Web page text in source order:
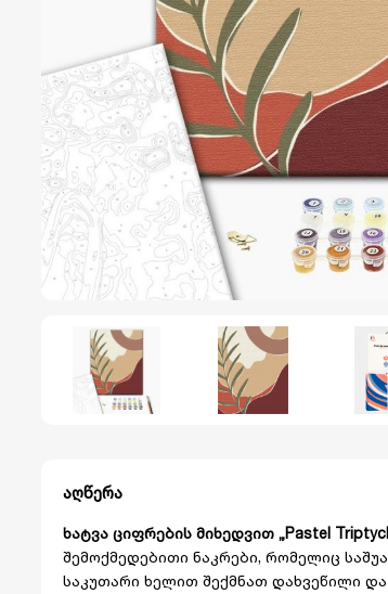
აღწერა
ხატვა ციფრების მიხედვით „Pastel
შემოქმედებითი ნაკრები, რომელიც
საკუთარი ხელით შექმნათ დახვეწილი